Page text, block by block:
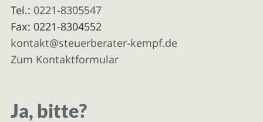
Tel.: 0221-8305547
Fax: 0221-8304552
kontakt@steuerberater-kempf.de
Zum Kontaktformular
Ja, bitte?